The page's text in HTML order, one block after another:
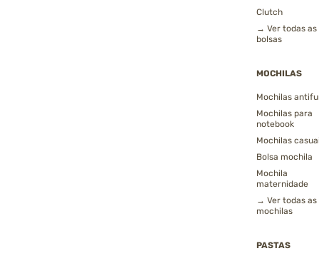
Clutch
→ Ver todas as
bolsas
MOCHILAS
Mochilas
Mochilas para
notebook
Mochilas
Bolsa mochila
Mochila
maternidade
→ Ver todas as
mochilas
PASTAS